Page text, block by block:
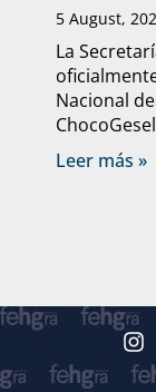
5 August,
La
Nacional
Leer más »